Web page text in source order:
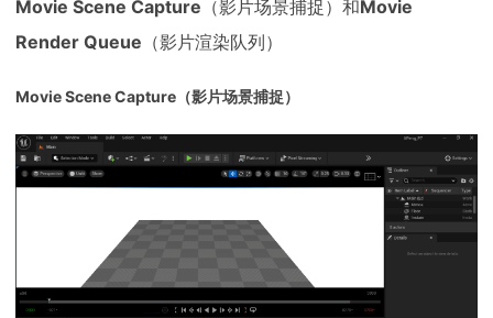
Movie Scene Capture （影片场景捕捉）和Movie
Render Queue （影片渲染队列）
Movie Scene Capture（影片场景捕捉）